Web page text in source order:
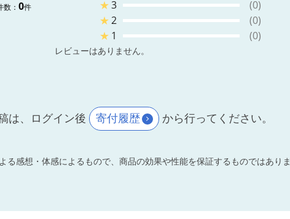
： 0件
★3
(0)
★2
(0)
★ 1 (0)
レビューはありません。
は、ログイン後 寄付履歴 から行ってください。
感想・体感によるもので、商品の効果や性能を保証するものではありま